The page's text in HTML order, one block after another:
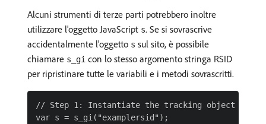
Alcuni strumenti di terze parti potrebbero inoltre
utilizzare l'oggetto JavaScript s. Se si sovrascrive
accidentalmente l'oggetto s sul sito, è possibile
chiamare s_gi con lo stesso argomento stringa RSID
per ripristinare tutte le variabili e i metodi sovrascritti.
// Step 1: Instantiate the tracking object
var s = s_gi("examplersid");